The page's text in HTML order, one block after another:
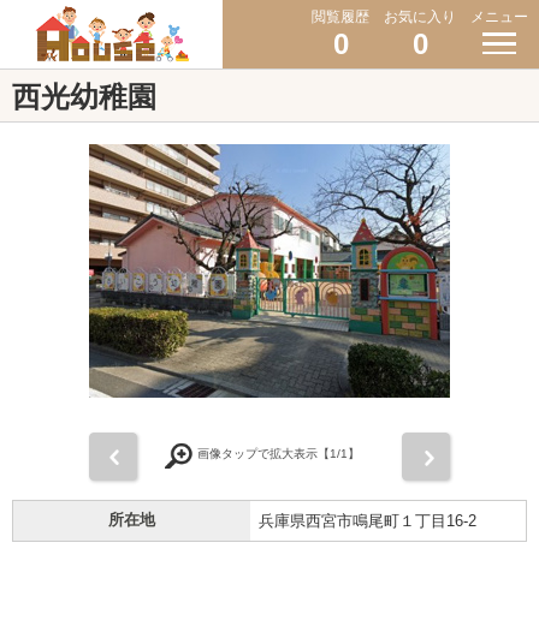
閲覧履歴
0
お気に入り
0
メニュー
西光幼稚園
画像タップで拡大表示【1/1】
所在地 兵庫県西宮市鳴尾町１丁目16-2